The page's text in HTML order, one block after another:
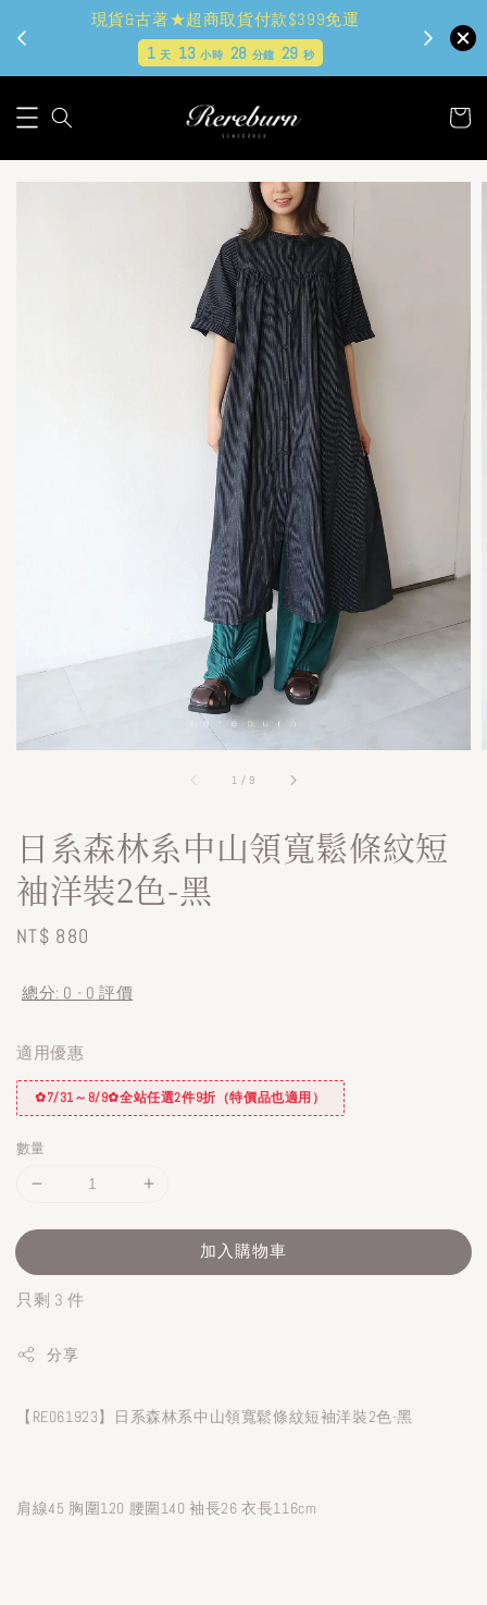
現貨&古著★超商取貨付款$399免運
1天 13小時 28 分鐘 28 秒
1 / 9
日系森林系中山領寬鬆條紋短
袖洋裝2色-黑
Regular
NT$ 880
總分: 0 - 0 評價
適用優惠
✿7/31～8/9✿全站任選2件9折（特價品也適用）
數量
加入購物車
只剩 3 件
分享
【RE061923】日系森林系中山領寬鬆條紋短袖洋裝2色-黑
肩線45 胸圍120 腰圍140 袖長26 衣長116cm